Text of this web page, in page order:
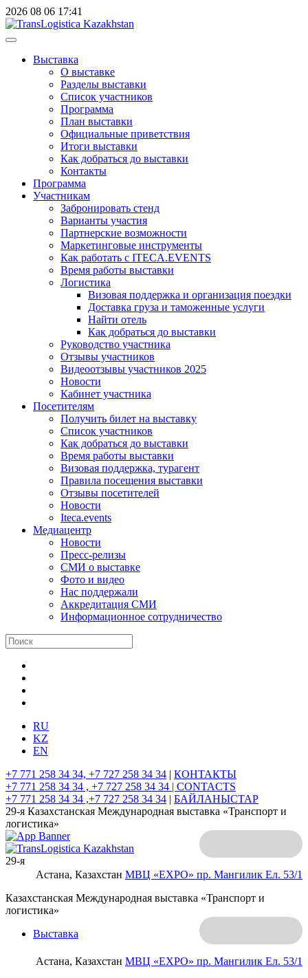
2026 08 06 17:41
Выставка
О выставке
Разделы выставки
Список участников
Программа
План выставки
Официальные приветствия
Итоги выставки
Как добраться до выставки
Контакты
Программа
Участникам
Забронировать стенд
Варианты участия
Партнерские возможности
Маркетинговые инструменты
Как работать с ITECA.EVENTS
Время работы выставки
Логистика
Визовая поддержка и организация поездки
Доставка груза и таможенные услуги
Найти отель
Как добраться до выставки
Руководство участника
Отзывы участников
Видеоотзывы участников 2025
Новости
Кабинет участника
Посетителям
Получить билет на выставку
Список участников
Как добраться до выставки
Время работы выставки
Визовая поддержка, турагент
Правила посещения выставки
Отзывы посетителей
Новости
Iteca.events
Медиацентр
Новости
Пресс-релизы
СМИ о выставке
Фото и видео
Нас поддержали
Аккредитация СМИ
Информационное сотрудничество
RU
KZ
EN
+7 771 258 34 34, +7 727 258 34 34 | КОНТАКТЫ
+7 771 258 34 34 , +7 727 258 34 34 | CONTACTS
+7 771 258 34 34 ,+7 727 258 34 34 | БАЙЛАНЫСТАР
29-я Казахстанская Международная выставка «Транспорт и
логистика»
Астана, Казахстан МВЦ «EXPO» пр. Мангилик Ел. 53/1
29-я
Казахстанская Международная выставка «Транспорт и
логистика»
Астана, Казахстан МВЦ «EXPO» пр. Мангилик Ел. 53/1
Выставка